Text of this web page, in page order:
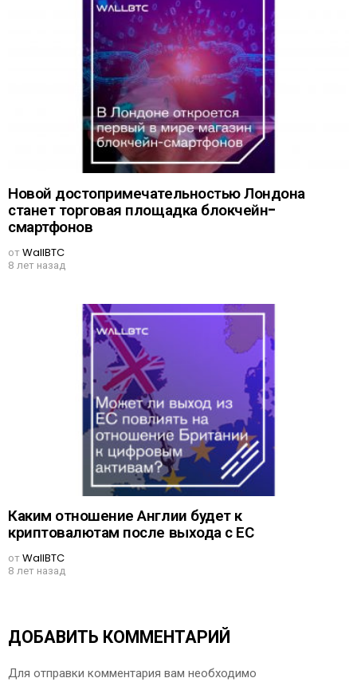
Новой достопримечательностью Лондона
станет торговая площадка блокчейн-
смартфонов
отWallBTC
8 лет назад
Каким отношение Англии будет к
криптовалютам после выхода с ЕС
отWallBTC
8 лет назад
ДОБАВИТЬ КОММЕНТАРИЙ
Для отправки комментария вам необходимо